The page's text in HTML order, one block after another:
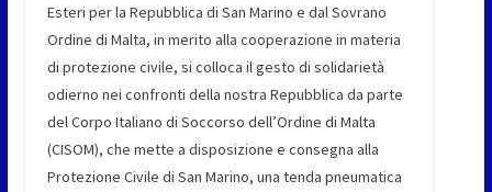
Esteri per la Repubblica di San Marino e dal Sovrano
Ordine di Malta, in merito alla cooperazione in materia
di protezione civile, si colloca il gesto di solidarietà
odierno nei confronti della nostra Repubblica da parte
del Corpo Italiano di Soccorso dell’Ordine di Malta
(CISOM), che mette a disposizione e consegna alla
Protezione Civile di San Marino, una tenda pneumatica